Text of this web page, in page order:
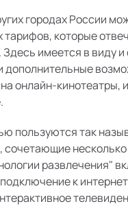
городах России
тарифов, которые
имеется в виду и
дополнительные
онлайн-кинотеатры,
пользуются так
сочетающие несколько
развлечения"
к